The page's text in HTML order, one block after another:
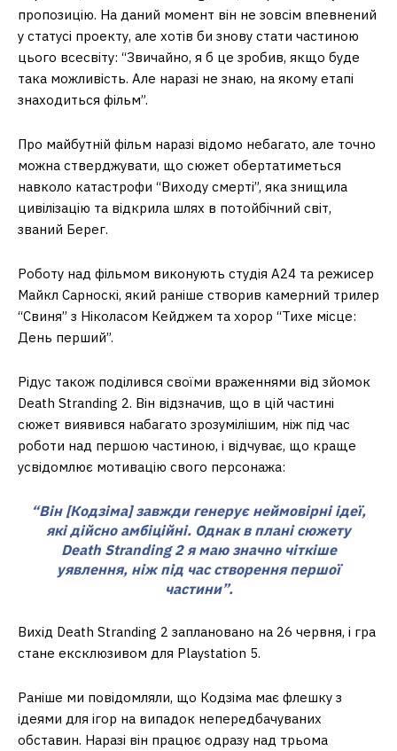
пропозицію. На даний момент він не зовсім впевнений
у статусі проекту, але хотів би знову стати частиною
цього всесвіту: “Звичайно, я б це зробив, якщо буде
така можливість. Але наразі не знаю, на якому етапі
знаходиться фільм”.
Про майбутній фільм наразі відомо небагато, але точно
можна стверджувати, що сюжет обертатиметься
навколо катастрофи “Виходу смерті”, яка знищила
цивілізацію та відкрила шлях в потойбічний світ,
званий Берег.
Роботу над фільмом виконують студія A24 та режисер
Майкл Сарноскі, який раніше створив камерний трилер
“Свиня” з Ніколасом Кейджем та хорор “Тихе місце:
День перший”.
Рідус також поділився своїми враженнями від зйомок
Death Stranding 2. Він відзначив, що в цій частині
сюжет виявився набагато зрозумілішим, ніж під час
роботи над першою частиною, і відчуває, що краще
усвідомлює мотивацію свого персонажа:
“Він [Кодзіма] завжди генерує неймовірні ідеї,
які дійсно амбіційні. Однак в плані сюжету
Death Stranding 2 я маю значно чіткіше
уявлення, ніж під час створення першої
частини”.
Вихід Death Stranding 2 заплановано на 26 червня, і гра
стане ексклюзивом для Playstation 5.
Раніше ми повідомляли, що Кодзіма має флешку з
ідеями для ігор на випадок непередбачуваних
обставин. Наразі він працює одразу над трьома